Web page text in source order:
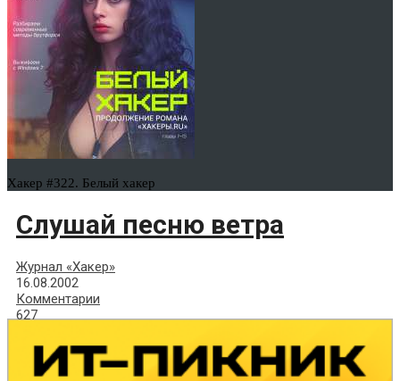
Хакер #322. Белый хакер
Слушай песню ветра
Журнал «Хакер»
16.08.2002
Комментарии
627